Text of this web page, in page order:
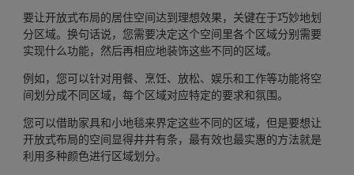
要让开放式布局的居住空间达到理想效果，关键在于巧妙地划
分区域。换句话说，您需要决定这个空间里各个区域分别需要
实现什么功能，然后再相应地装饰这些不同的区域。
例如，您可以针对用餐、烹饪、放松、娱乐和工作等功能将空
间划分成不同区域，每个区域对应特定的要求和氛围。
您可以借助家具和小地毯来界定这些不同的区域，但是要想让
开放式布局的空间显得井井有条，最有效也最实惠的方法就是
利用多种颜色进行区域划分。